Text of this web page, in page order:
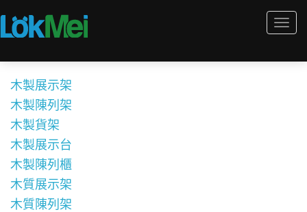
木製展示架
木製陳列架
木製貨架
木製展示台
木製陳列櫃
木質展示架
木質陳列架